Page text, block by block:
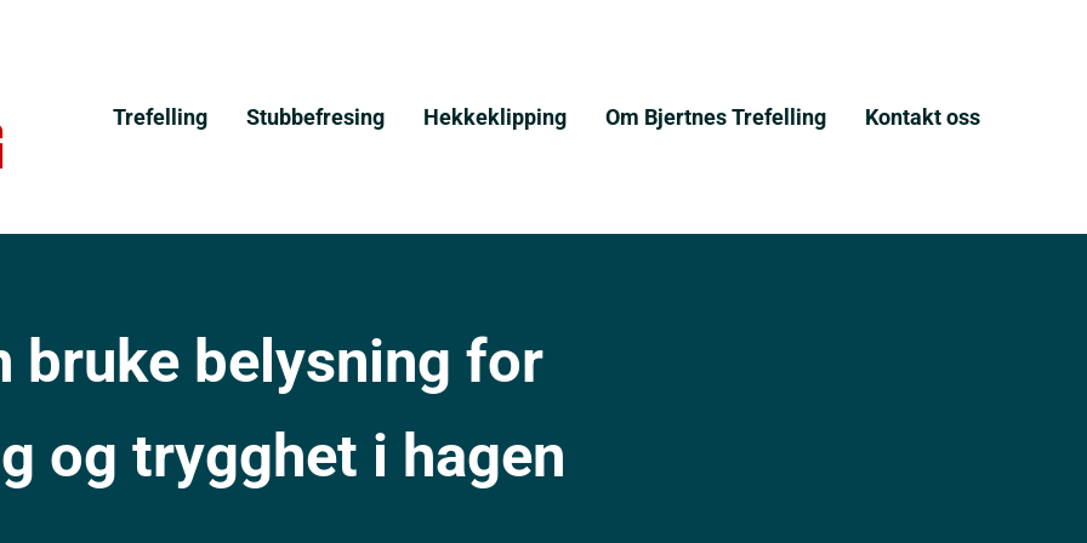
Trefelling Stubbefresing Hekkeklipping Om Bjertnes Trefelling Kontakt oss
bruke belysning for
og trygghet i hagen